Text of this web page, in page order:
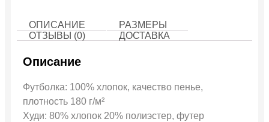
ОПИСАНИЕ
РАЗМЕРЫ
ОТЗЫВЫ (0)
ДОСТАВКА
Описание
Футболка: 100% хлопок, качество пенье,
плотность 180 г/м²
Худи: 80% хлопок 20% полиэстер, футер